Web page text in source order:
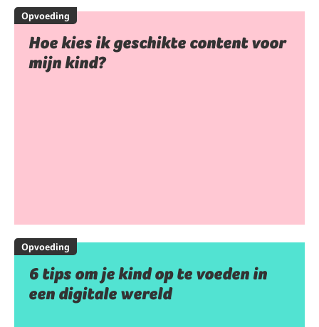
Opvoeding
Hoe kies ik geschikte content voor
mijn kind?
Opvoeding
6 tips om je kind op te voeden in
een digitale wereld